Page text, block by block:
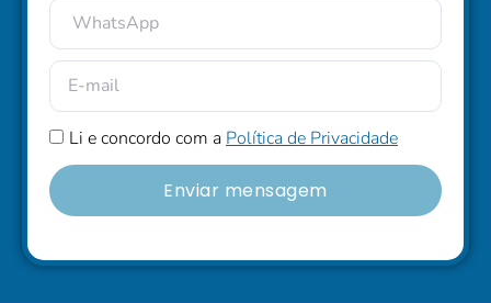
Li e concordo com a Política de Privacidade
Enviar mensagem